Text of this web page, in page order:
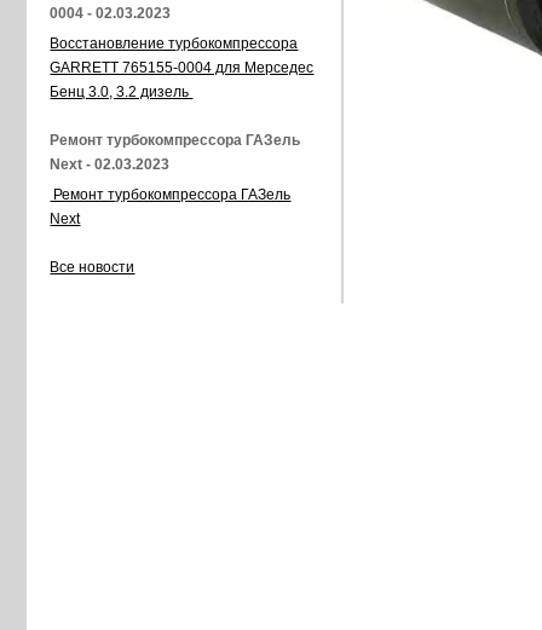
0004 - 02.03.2023
Восстановление турбокомпрессора
GARRETT 765155-0004 для Мерседес
Бенц 3.0, 3.2 дизель
Ремонт турбокомпрессора ГАЗель
Next - 02.03.2023
Ремонт турбокомпрессора ГАЗель
Next
Все новости